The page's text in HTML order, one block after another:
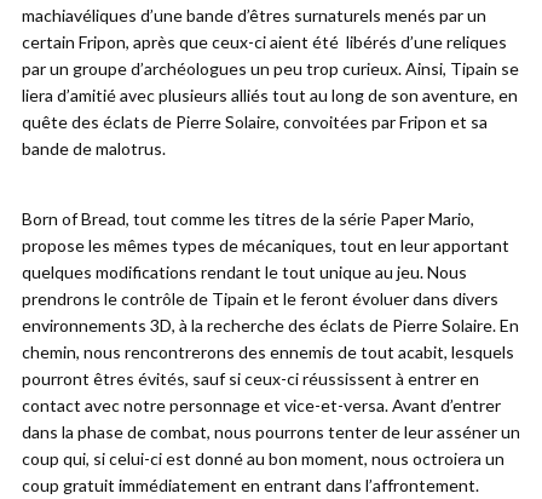
machiavéliques d’une bande d’êtres surnaturels menés par un
certain Fripon, après que ceux-ci aient été libérés d’une reliques
par un groupe d’archéologues un peu trop curieux. Ainsi, Tipain se
liera d’amitié avec plusieurs alliés tout au long de son aventure, en
quête des éclats de Pierre Solaire, convoitées par Fripon et sa
bande de malotrus.
Born of Bread, tout comme les titres de la série Paper Mario,
propose les mêmes types de mécaniques, tout en leur apportant
quelques modifications rendant le tout unique au jeu. Nous
prendrons le contrôle de Tipain et le feront évoluer dans divers
environnements 3D, à la recherche des éclats de Pierre Solaire. En
chemin, nous rencontrerons des ennemis de tout acabit, lesquels
pourront êtres évités, sauf si ceux-ci réussissent à entrer en
contact avec notre personnage et vice-et-versa. Avant d’entrer
dans la phase de combat, nous pourrons tenter de leur asséner un
coup qui, si celui-ci est donné au bon moment, nous octroiera un
coup gratuit immédiatement en entrant dans l’affrontement.